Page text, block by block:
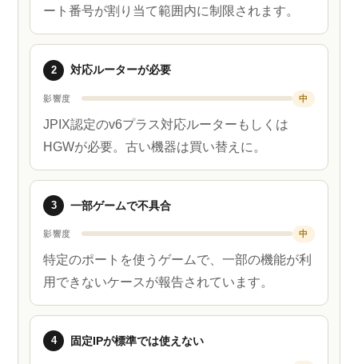
ート番号が割り当て範囲内に制限されます。
2 対応ルーターが必要
影響度 中
JPIX認定のv6プラス対応ルーターもしくは
HGWが必要。古い機器は買い替えに。
3 一部ゲームで不具合
影響度 中
特定のポートを使うゲームで、一部の機能が利
用できないケースが報告されています。
4 固定IPが標準では使えない